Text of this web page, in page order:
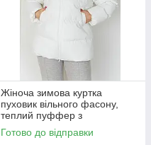
Жіноча зимова куртка
пуховик вільного фасону,
теплий пуффер з
капюшоном на синтепусі,
розміри 42-52 біла
Готово до відправки